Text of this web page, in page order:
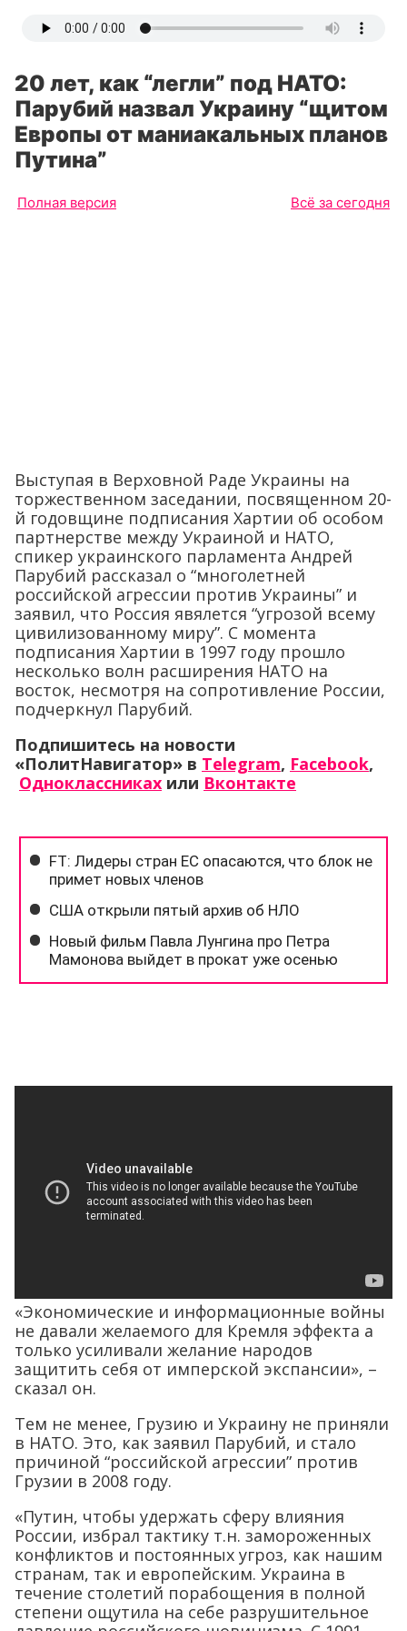
20 лет, как “легли” под НАТО:
Парубий назвал Украину “щитом
Европы от маниакальных планов
Путина”
Полная версия Всё за сегодня
Выступая в Верховной Раде Украины на
торжественном заседании, посвященном 20-
й годовщине подписания Хартии об особом
партнерстве между Украиной и НАТО,
спикер украинского парламента Андрей
Парубий рассказал о “многолетней
российской агрессии против Украины” и
заявил, что Россия явялется “угрозой всему
цивилизованному миру”. С момента
подписания Хартии в 1997 году прошло
несколько волн расширения НАТО на
восток, несмотря на сопротивление России,
подчеркнул Парубий.
Подпишитесь на новости
«ПолитНавигатор» в Telegram, Facebook,
Одноклассниках или Вконтакте
«Экономические и информационные войны
не давали желаемого для Кремля эффекта а
только усиливали желание народов
защитить себя от имперской экспансии», –
сказал он.
Тем не менее, Грузию и Украину не приняли
в НАТО. Это, как заявил Парубий, и стало
причиной “российской агрессии” против
Грузии в 2008 году.
«Путин, чтобы удержать сферу влияния
России, избрал тактику т.н. замороженных
конфликтов и постоянных угроз, как нашим
странам, так и европейским. Украина в
течение столетий порабощения в полной
степени ощутила на себе разрушительное